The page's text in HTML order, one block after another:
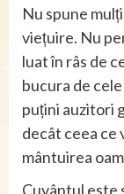
Nu spune
viețuire. Nu
luat în râs de
bucura de
puțini auzitori
decât ceea
mântuirea
Cuvântul este